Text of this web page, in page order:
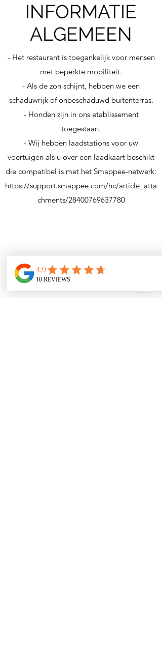
INFORMATIE
ALGEMEEN
- Het restaurant is toegankelijk voor mensen
met beperkte mobiliteit.
- Als de zon schijnt, hebben we een
schaduwrijk of onbeschaduwd buitenterras.
- Honden zijn in ons etablissement
toegestaan.
- Wij hebben laadstations voor uw
voertuigen als u over een laadkaart beschikt
die compatibel is met het Smappee-netwerk:
https://support.smappee.com/hc/article_atta
chments/28400769637780